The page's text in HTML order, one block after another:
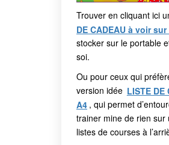
Trouver en cliquant ici
DE CADEAU à voir sur
stocker sur le portable
soi.
Ou pour ceux qui
version idée LISTE
A4 , qui permet
trainer mine de rien
listes de courses à